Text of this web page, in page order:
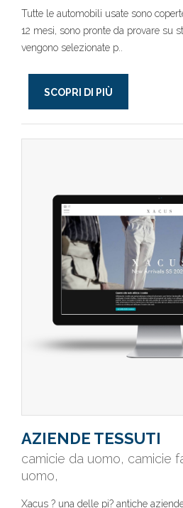
Tutte le automobili usate sono
12 mesi, sono pronte da provare su
vengono selezionate p..
SCOPRI DI PIÙ
AZIENDE TESSUTI
camicie da uomo, camicie
uomo,
Xacus ? una delle pi? antiche